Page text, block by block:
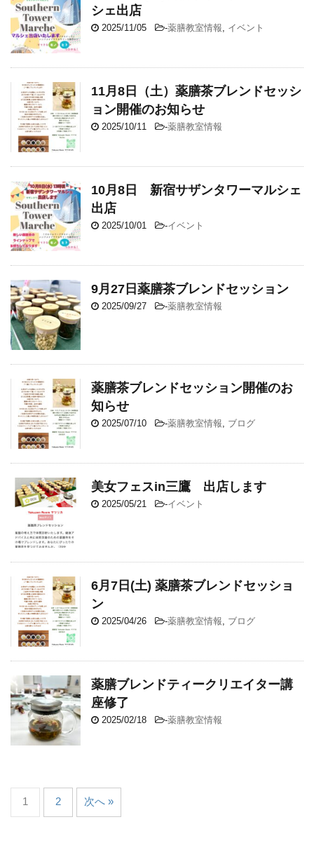
シェ出店
2025/11/05 -薬膳教室情報 イベント
11月8日（土）薬膳茶ブレンドセッシ
ョン開催のお知らせ
2025/10/11 -薬膳教室情報
10月8日 新宿サザンタワーマルシェ
出店
2025/10/01 -イベント
9月27日薬膳茶ブレンドセッション
2025/09/27 -薬膳教室情報
薬膳茶ブレンドセッション開催のお
知らせ
2025/07/10 -薬膳教室情報 ブログ
美女フェスin三鷹 出店します
2025/05/21 -イベント
6月7日(土) 薬膳茶ブレンドセッショ
ン
2025/04/26 -薬膳教室情報 ブログ
薬膳ブレンドティークリエイター講
座修了
2025/02/18 -薬膳教室情報
1 2 次へ »